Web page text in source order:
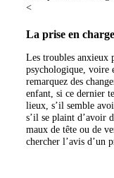
<
La prise en
Les troubles anxieux
psychologique, voire
remarquez des
enfant, si ce dernier
lieux, s’il semble
s’il se plaint d’avoir
maux de tête ou de
chercher l’avis d’un